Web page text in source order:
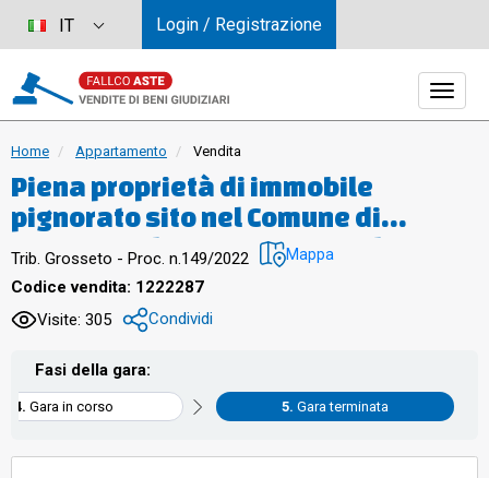
Home Appartamento Vendita
Piena proprietà di immobile
pignorato sito nel Comune di
Roccastrada (GR), frazione di
Ribolla, in via degli Alberghi n. 21,
piano terra, a cui si accede da una
corte comune. Il presente
compendio immobiliare si compone
di una unità abitativa e di un locale
ripostiglio esterno con accesso
indipendente. L’unità abitativa, che
Trib. Grosseto - Proc. n.149/2022 Mappa
Codice vendita: 1222287
Visite: 305
Condividi
Fasi della gara:
Gara in corso Gara terminata
IT Login / Registrazione